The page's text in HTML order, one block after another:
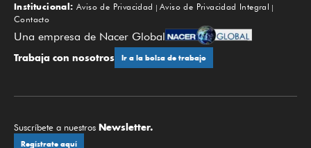
Institucional: Aviso de Privacidad
Aviso de Privacidad Integral
Contacto
Una empresa de Nacer Global
Trabaja con nosotros Ir a la bolsa de trabajo
Suscríbete a nuestros Newsletter.
Regístrate aquí